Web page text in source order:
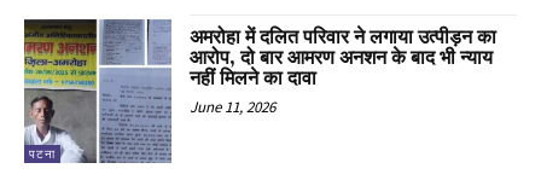
पटना
अमरोहा में दलित परिवार ने लगाया उत्पीड़न का
आरोप, दो बार आमरण अनशन के बाद भी न्याय
नहीं मिलने का दावा
June 11, 2026